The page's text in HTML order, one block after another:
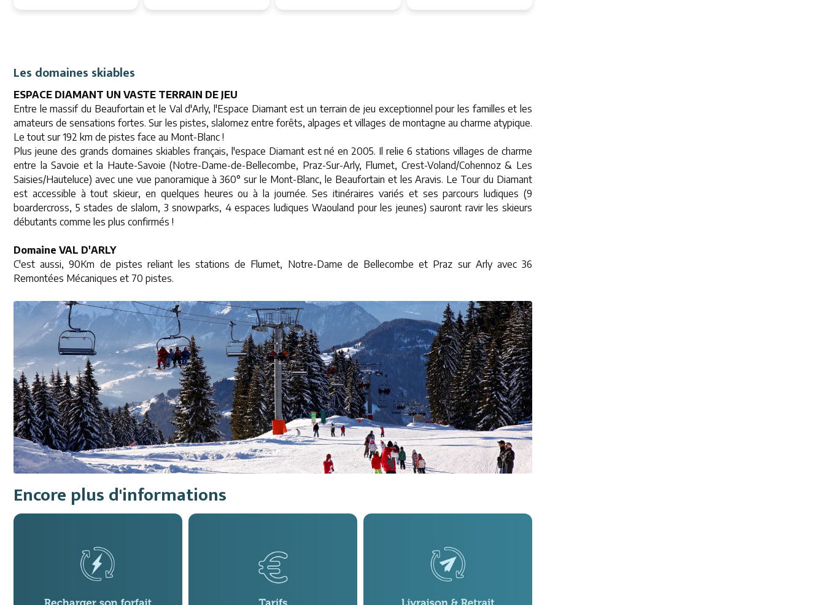
Les domaines skiables
ESPACE DIAMANT UN VASTE TERRAIN DE JEU
Entre le massif du Beaufortain et le Val d'Arly, l'Espace Diamant est un terrain de jeu exceptionnel pour les familles et les
amateurs de sensations fortes. Sur les pistes, slalomez entre forêts, alpages et villages de montagne au charme atypique.
Le tout sur 192 km de pistes face au Mont-Blanc !
Plus jeune des grands domaines skiables français, l'espace Diamant est né en 2005. Il relie 6 stations villages de charme
entre la Savoie et la Haute-Savoie (Notre-Dame-de-Bellecombe, Praz-Sur-Arly, Flumet, Crest-Voland/Cohennoz & Les
Saisies/Hauteluce) avec une vue panoramique à 360° sur le Mont-Blanc, le Beaufortain et les Aravis. Le Tour du Diamant
est accessible à tout skieur, en quelques heures ou à la journée. Ses itinéraires variés et ses parcours ludiques (9
boardercross, 5 stades de slalom, 3 snowparks, 4 espaces ludiques Waouland pour les jeunes) sauront ravir les skieurs
débutants comme les plus confirmés !
Domaine VAL D'ARLY
C'est aussi, 90Km de pistes reliant les stations de Flumet, Notre-Dame de Bellecombe et Praz sur Arly avec 36
Remontées Mécaniques et 70 pistes.
Encore plus d'informations